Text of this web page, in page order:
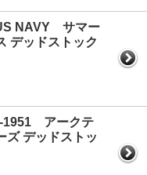
NAVY サマー
デッドストック
1951 アークテ
ズ デッドストッ